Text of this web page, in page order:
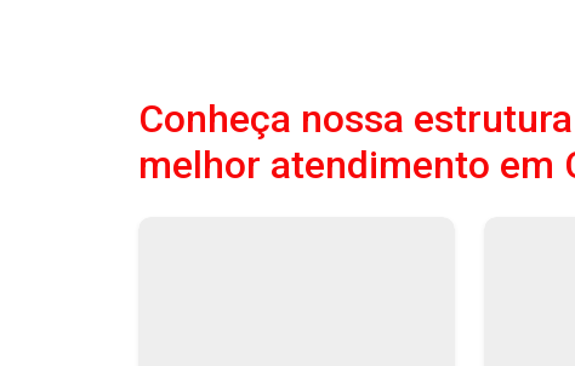
Conheça nossa
melhor atendimento em